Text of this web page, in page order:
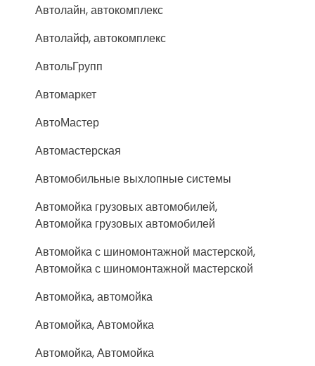
Автолайн, автокомплекс
Автолайф, автокомплекс
АвтольГрупп
Автомаркет
АвтоМастер
Автомастерская
Автомобильные выхлопные системы
Автомойка грузовых автомобилей,
Автомойка грузовых автомобилей
Автомойка с шиномонтажной мастерской,
Автомойка с шиномонтажной мастерской
Автомойка, автомойка
Автомойка, Автомойка
Автомойка, Автомойка